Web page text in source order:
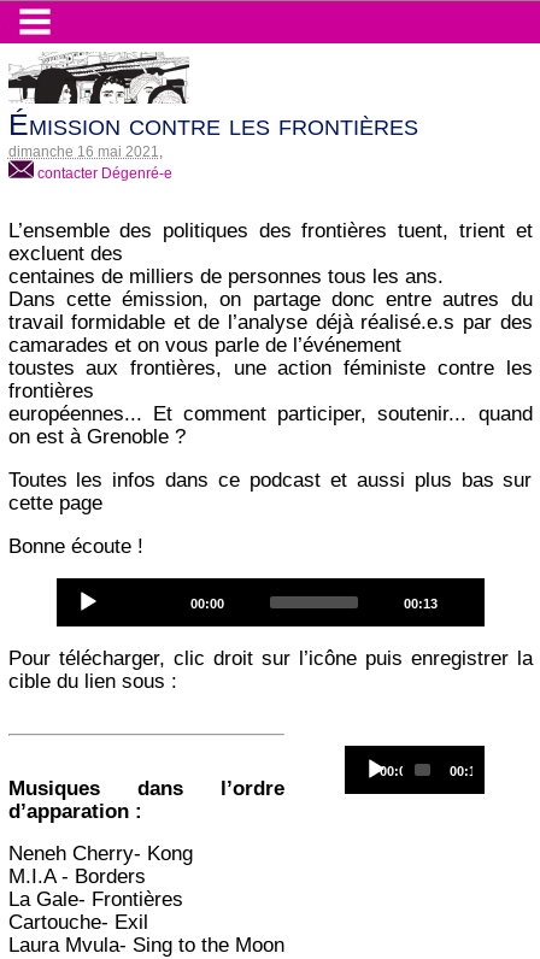
Émission contre les frontières
dimanche 16 mai 2021
contacter Dégenré-e
L’ensemble des politiques des frontières tuent, trient et
excluent des
centaines de milliers de personnes tous les ans.
Dans cette émission, on partage donc entre autres du
travail formidable et de l’analyse déjà réalisé.e.s par des
camarades et on vous parle de l’événement
toustes aux frontières, une action féministe contre les
frontières
européennes... Et comment participer, soutenir... quand
on est à Grenoble ?
Toutes les infos dans ce podcast et aussi plus bas sur
cette page
Bonne écoute !
Player
Current
00:00
Total
00:13
Pour télécharger, clic droit sur l’icône puis enregistrer la
cible du lien sous :
Player
Current
00:00
Total
00:13
Musiques dans l’ordre
d’apparation :
Neneh Cherry- Kong
M.I.A - Borders
La Gale- Frontières
Cartouche- Exil
Laura Mvula- Sing to the Moon